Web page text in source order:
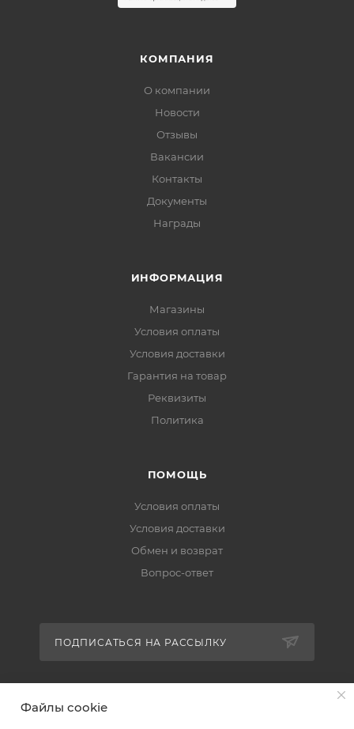
КОМПАНИЯ
О компании
Новости
Отзывы
Вакансии
Контакты
Документы
Награды
ИНФОРМАЦИЯ
Магазины
Условия оплаты
Условия доставки
Гарантия на товар
Реквизиты
Политика
ПОМОЩЬ
Условия оплаты
Условия доставки
Обмен и возврат
Вопрос-ответ
ПОДПИСАТЬСЯ НА РАССЫЛКУ
Файлы cookie